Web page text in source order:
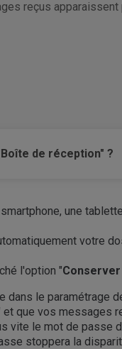
reçus
de réception" ?
une
votre
l'option "
dans le paramétrage
que vos messages
vite le mot de passe
stoppera la